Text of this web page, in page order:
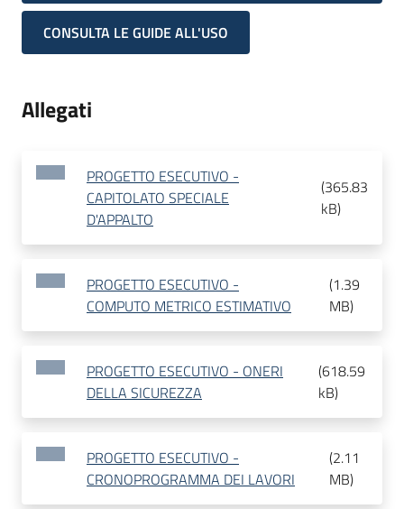
CONSULTA LE GUIDE ALL'USO
Allegati
PROGETTO ESECUTIVO -
CAPITOLATO SPECIALE
D'APPALTO
(365.83
kB)
PROGETTO ESECUTIVO -
COMPUTO METRICO ESTIMATIVO
(1.39
MB)
PROGETTO ESECUTIVO - ONERI
DELLA SICUREZZA
(618.59
kB)
PROGETTO ESECUTIVO -
CRONOPROGRAMMA DEI LAVORI
(2.11
MB)